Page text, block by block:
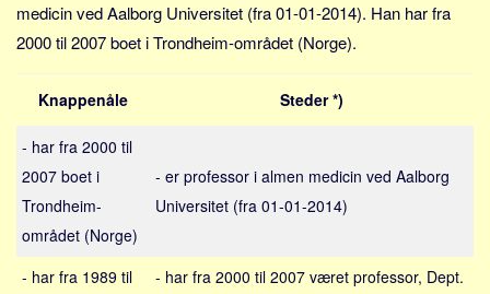
Tyrkiet
Spanien
Sverige
Norge
Thailand
Grækenland
medicin ved Aalborg Universitet (fra 01-01-2014). Han har fra
2000 til 2007 boet i Trondheim-området (Norge).
Knappenåle Steder *)
- har fra 2000 til
2007 boet i
Trondheim-
området (Norge)
- er professor i almen medicin ved Aalborg
Universitet (fra 01-01-2014)
- har fra 1989 til
- har fra 2000 til 2007 været professor, Dept.